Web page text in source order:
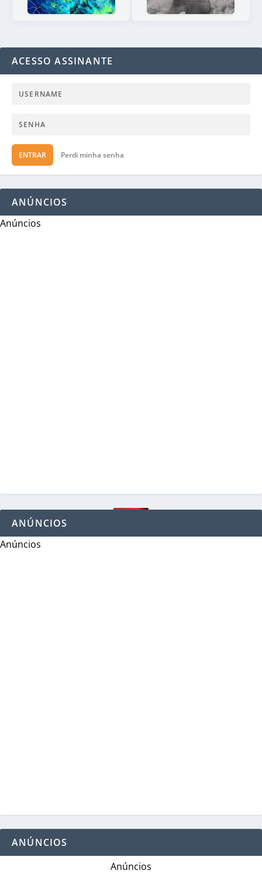
ACESSO ASSINANTE
ENTRAR Perdi minha senha
ANÚNCIOS
Anúncios
ANÚNCIOS
Anúncios
ANÚNCIOS
Anúncios